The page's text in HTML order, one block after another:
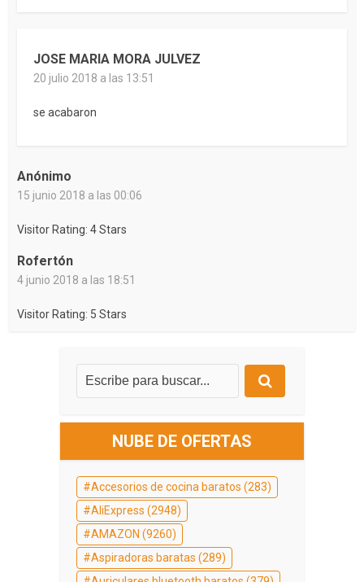
JOSE MARIA MORA JULVEZ
20 julio 2018 a las 13:51
se acabaron
Anónimo
15 junio 2018 a las 00:06
Visitor Rating: 4 Stars
Rofertón
4 junio 2018 a las 18:51
Visitor Rating: 5 Stars
NUBE DE OFERTAS
Accesorios de cocina baratos (283)
AliExpress (2948)
AMAZON (9260)
Aspiradoras baratas (289)